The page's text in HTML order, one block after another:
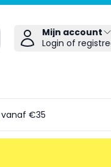
Mijn account
Login of
vanaf €35